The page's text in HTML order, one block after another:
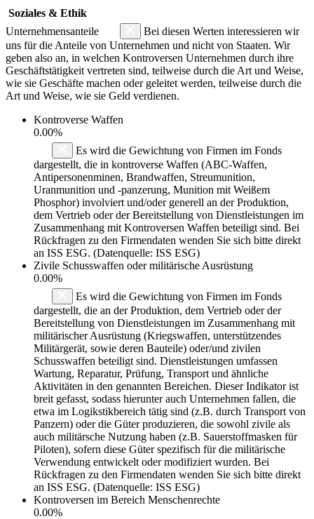
Soziales & Ethik
Unternehmensanteile
Bei diesen Werten interessieren wir
uns für die Anteile von Unternehmen und nicht von Staaten. Wir
geben also an, in welchen Kontroversen Unternehmen durch ihre
Geschäftstätigkeit vertreten sind, teilweise durch die Art und Weise,
wie sie Geschäfte machen oder geleitet werden, teilweise durch die
Art und Weise, wie sie Geld verdienen.
Kontroverse Waffen
0.00%
Es wird die Gewichtung von Firmen im Fonds
dargestellt, die in kontroverse Waffen (ABC-Waffen,
Antipersonenminen, Brandwaffen, Streumunition,
Uranmunition und -panzerung, Munition mit Weißem
Phosphor) involviert und/oder generell an der Produktion,
dem Vertrieb oder der Bereitstellung von Dienstleistungen im
Zusammenhang mit Kontroversen Waffen beteiligt sind. Bei
Rückfragen zu den Firmendaten wenden Sie sich bitte direkt
an ISS ESG. (Datenquelle: ISS ESG)
Zivile Schusswaffen oder militärische Ausrüstung
0.00%
Es wird die Gewichtung von Firmen im Fonds
dargestellt, die an der Produktion, dem Vertrieb oder der
Bereitstellung von Dienstleistungen im Zusammenhang mit
militärischer Ausrüstung (Kriegswaffen, unterstützendes
Militärgerät, sowie deren Bauteile) oder/und zivilen
Schusswaffen beteiligt sind. Dienstleistungen umfassen
Wartung, Reparatur, Prüfung, Transport und ähnliche
Aktivitäten in den genannten Bereichen. Dieser Indikator ist
breit gefasst, sodass hierunter auch Unternehmen fallen, die
etwa im Logikstikbereich tätig sind (z.B. durch Transport von
Panzern) oder die Güter produzieren, die sowohl zivile als
auch militärsche Nutzung haben (z.B. Sauerstoffmasken für
Piloten), sofern diese Güter spezifisch für die militärische
Verwendung entwickelt oder modifiziert wurden. Bei
Rückfragen zu den Firmendaten wenden Sie sich bitte direkt
an ISS ESG. (Datenquelle: ISS ESG)
Kontroversen im Bereich Menschenrechte
0.00%